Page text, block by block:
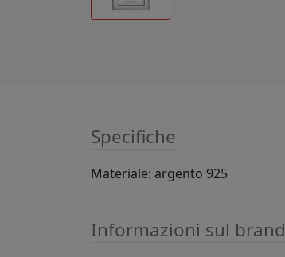
Specifiche
Materiale: argento 925
Informazioni sul brand